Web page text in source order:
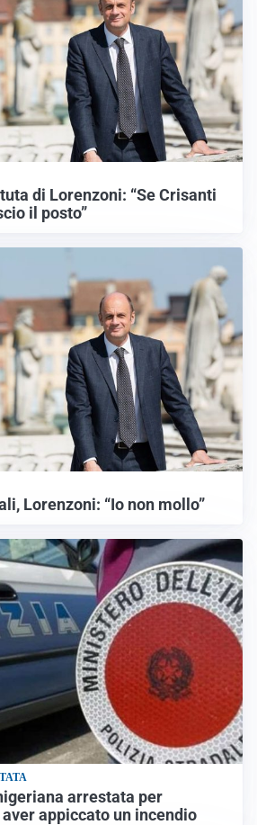
di Lorenzoni: “Se Crisanti
il posto”
Lorenzoni: “Io non mollo”
arrestata per
appiccato un incendio